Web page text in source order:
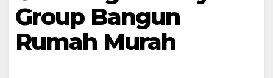
Group Bangun
Rumah Murah